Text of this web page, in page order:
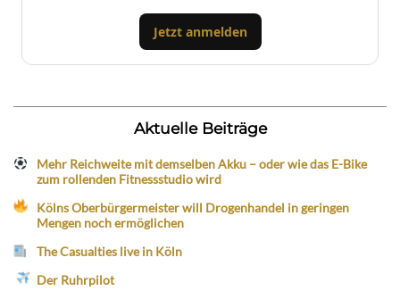
Jetzt anmelden
Aktuelle Beiträge
Mehr Reichweite mit demselben Akku – oder wie das E-Bike
zum rollenden Fitnessstudio wird
Kölns Oberbürgermeister will Drogenhandel in geringen
Mengen noch ermöglichen
The Casualties live in Köln
Der Ruhrpilot